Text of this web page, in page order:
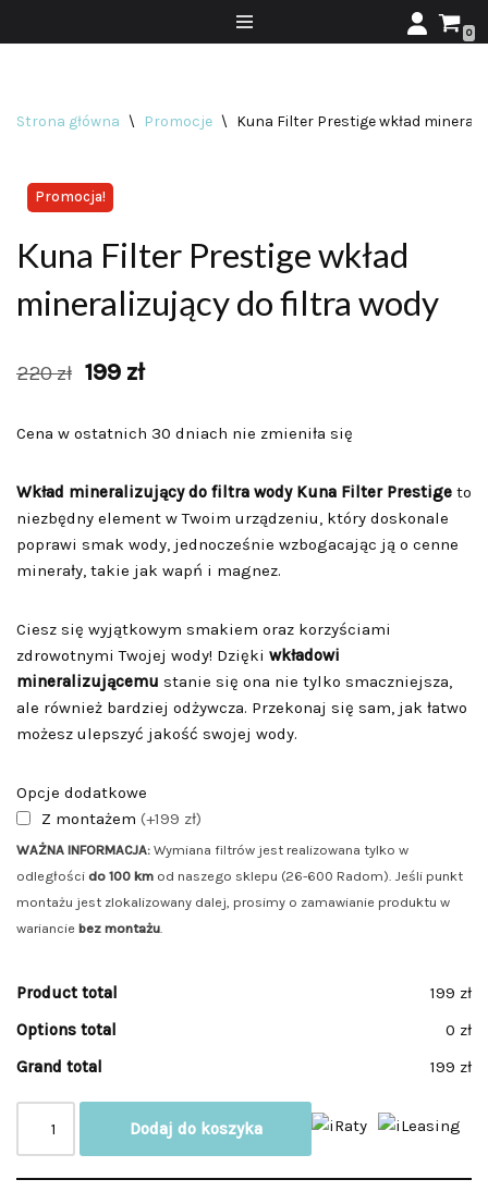
0
Strona główna \ Promocje \ Kuna Filter Prestige wkład
Promocja!
Kuna Filter Prestige wkład
mineralizujący do filtra wody
220zł 199 zł
Cena w ostatnich 30 dniach nie zmieniła się
Wkład mineralizujący do filtra wody Kuna Filter Prestige to
niezbędny element w Twoim urządzeniu, który doskonale
poprawi smak wody, jednocześnie wzbogacając ją o cenne
minerały, takie jak wapń i magnez.
Ciesz się wyjątkowym smakiem oraz korzyściami
zdrowotnymi Twojej wody! Dzięki wkładowi
mineralizującemu stanie się ona nie tylko smaczniejsza,
ale również bardziej odżywcza. Przekonaj się sam, jak łatwo
możesz ulepszyć jakość swojej wody.
Opcje dodatkowe
Z montażem (+199 zł)
WAŻNA INFORMACJA: Wymiana filtrów jest realizowana tylko w
odległości do 100 km od naszego sklepu (26-600 Radom). Jeśli punkt
montażu jest zlokalizowany dalej, prosimy o zamawianie produktu w
wariancie bez montażu.
Product total
199 zł
Options total
0 zł
Grand total
199 zł
Dodaj do koszyka